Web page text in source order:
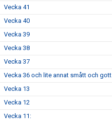
Vecka 41
Vecka 40
Vecka 39
Vecka 38
Vecka 37
Vecka 36 och lite annat smått och gott
Vecka 13
Vecka 12
Vecka 11: